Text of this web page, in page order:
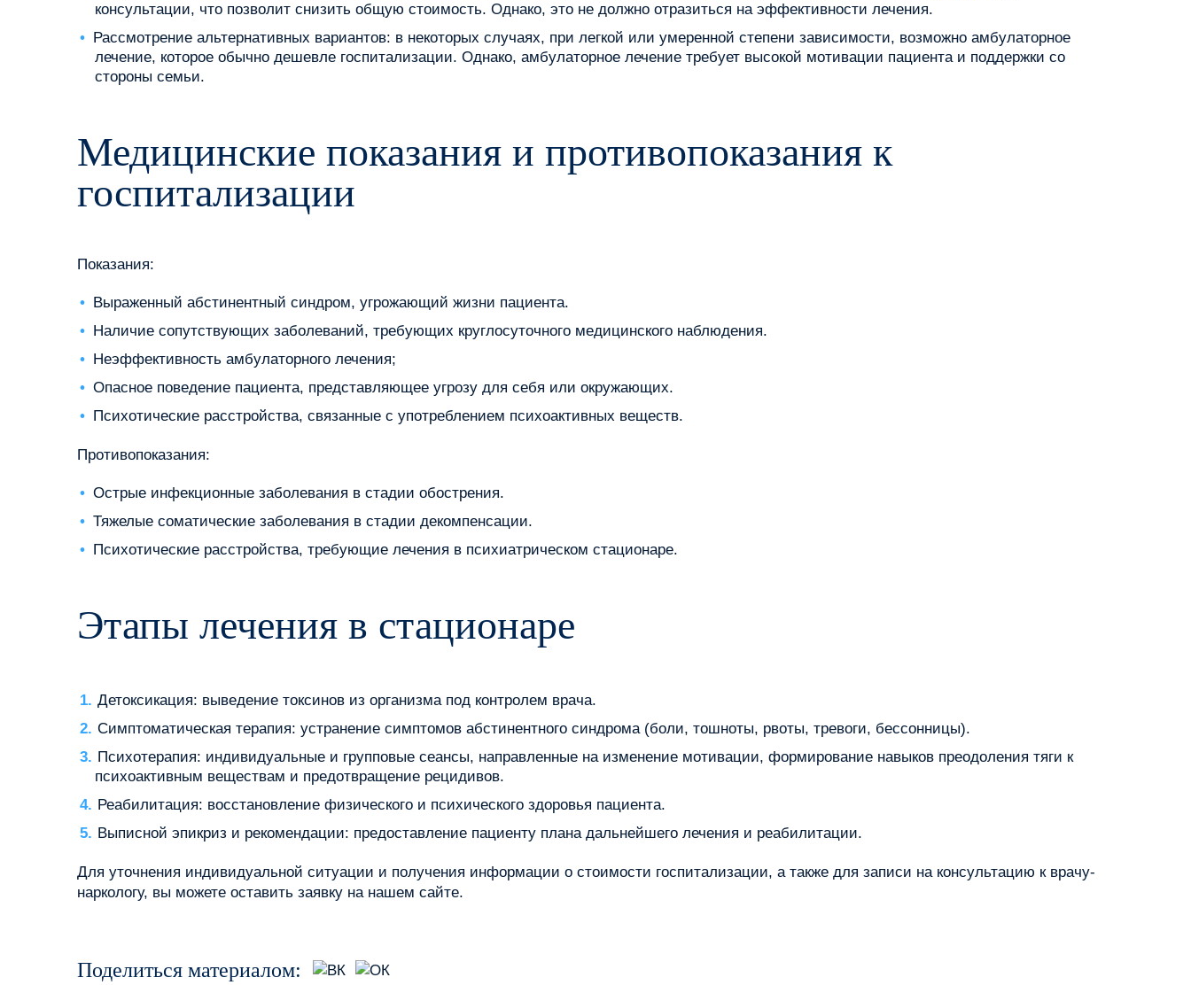
консультации, что позволит снизить общую стоимость. Однако, это не должно отразиться на эффективности лечения.
Рассмотрение альтернативных вариантов: в некоторых случаях, при легкой или умеренной степени зависимости, возможно амбулаторное
лечение, которое обычно дешевле госпитализации. Однако, амбулаторное лечение требует высокой мотивации пациента и поддержки со
стороны семьи.
Медицинские показания и противопоказания к
госпитализации
Показания:
Выраженный абстинентный синдром, угрожающий жизни пациента.
Наличие сопутствующих заболеваний, требующих круглосуточного медицинского наблюдения.
Неэффективность амбулаторного лечения;
Опасное поведение пациента, представляющее угрозу для себя или окружающих.
Психотические расстройства, связанные с употреблением психоактивных веществ.
Противопоказания:
Острые инфекционные заболевания в стадии обострения.
Тяжелые соматические заболевания в стадии декомпенсации.
Психотические расстройства, требующие лечения в психиатрическом стационаре.
Этапы лечения в стационаре
Детоксикация: выведение токсинов из организма под контролем врача.
Симптоматическая терапия: устранение симптомов абстинентного синдрома (боли, тошноты, рвоты, тревоги, бессонницы).
Психотерапия: индивидуальные и групповые сеансы, направленные на изменение мотивации, формирование навыков преодоления тяги к
психоактивным веществам и предотвращение рецидивов.
Реабилитация: восстановление физического и психического здоровья пациента.
Выписной эпикриз и рекомендации: предоставление пациенту плана дальнейшего лечения и реабилитации.
Для уточнения индивидуальной ситуации и получения информации о стоимости госпитализации, а также для записи на консультацию к врачу-
наркологу, вы можете оставить заявку на нашем сайте.
Поделиться материалом: